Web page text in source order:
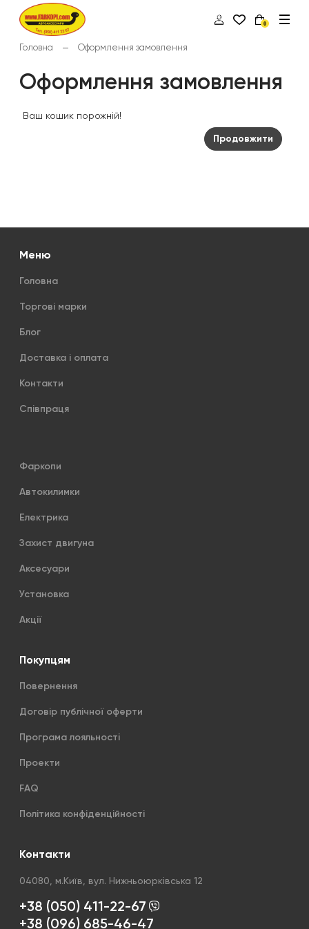
0
Головна Оформлення замовлення
Оформлення замовлення
Ваш кошик порожній!
Продовжити
Меню
Головна
Торгові марки
Блог
Доставка і оплата
Контакти
Співпраця
Фаркопи
Автокилимки
Електрика
Захист двигуна
Аксесуари
Установка
Акції
Покупцям
Повернення
Договір публічної оферти
Програма лояльності
Проекти
FAQ
Політика конфіденційності
Контакти
04080, м.Київ, вул. Нижньоюрківська 12
+38 (050) 411-22-67
+38 (096) 685-46-47